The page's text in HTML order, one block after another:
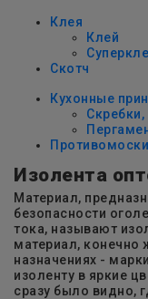
Клея
Клей
Скотч
Кухонные
Скребки,
Изолента
Материал,
безопасности
тока, называют
материал, конечно
назначениях -
изоленту в яркие
сразу было видно,